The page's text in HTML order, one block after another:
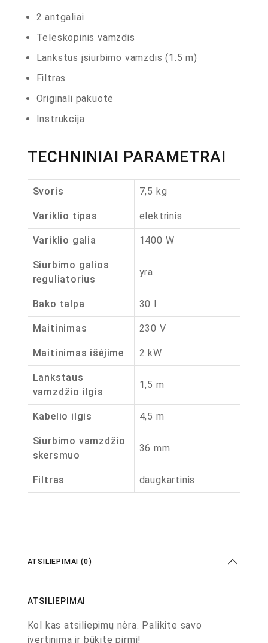
2 antgaliai
Teleskopinis vamzdis
Lankstus įsiurbimo vamzdis (1.5 m)
Filtras
Originali pakuotė
Instrukcija
TECHNINIAI PARAMETRAI
Svoris 7,5 kg
Variklio tipas elektrinis
Variklio galia 1400 W
Siurbimo galios
reguliatorius
yra
Bako talpa 30 l
Maitinimas 230 V
Maitinimas išėjime 2 kW
Lankstaus
vamzdžio ilgis
1,5 m
Kabelio ilgis 4,5 m
Siurbimo vamzdžio
skersmuo
36 mm
Filtras daugkartinis
ATSILIEPIMAI (0)
ATSILIEPIMAI
Kol kas atsiliepimų nėra. Palikite savo
įvertinimą ir būkite pirmi!